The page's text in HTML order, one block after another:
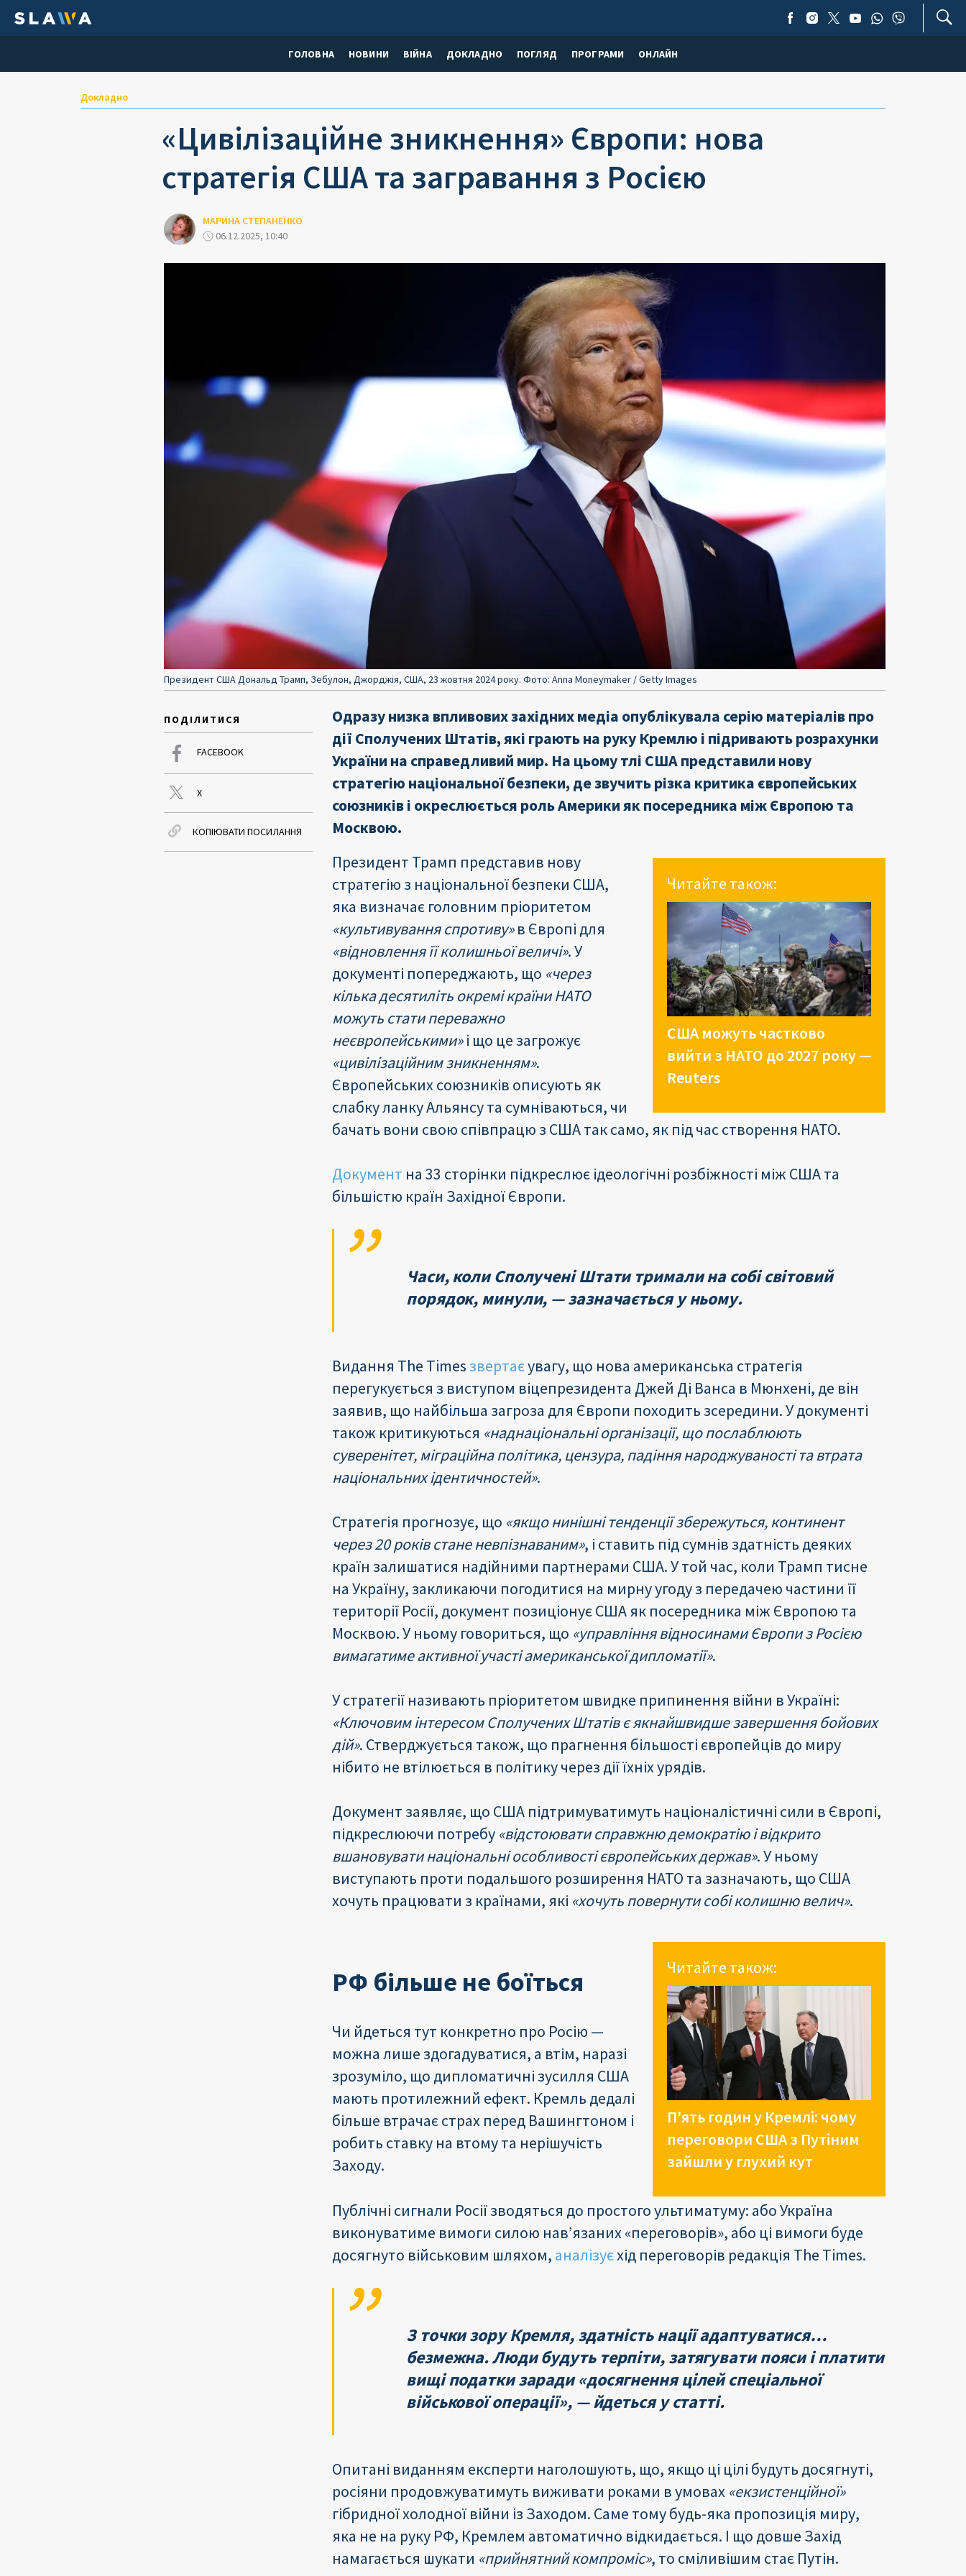
ГОЛОВНА НОВИНИ ВІЙНА ДОКЛАДНО ПОГЛЯД ПРОГРАМИ ОНЛАЙН
Докладно
«Цивілізаційне зникнення» Європи: нова
стратегія США та загравання з Росією
МАРИНА СТЕПАНЕНКО
06.12.2025, 10:40
Президент США Дональд Трамп, Зебулон, Джорджія, США, 23 жовтня 2024 року. Фото: Anna Moneymaker / Getty Images
ПОДІЛИТИСЯ
FACEBOOK
X
КОПІЮВАТИ ПОСИЛАННЯ
Одразу низка впливових західних медіа опублікувала серію матеріалів про
дії Сполучених Штатів, які грають на руку Кремлю і підривають розрахунки
України на справедливий мир. На цьому тлі США представили нову
стратегію національної безпеки, де звучить різка критика європейських
союзників і окреслюється роль Америки як посередника між Європою та
Москвою.
Читайте також:
США можуть частково
вийти з НАТО до 2027 року —
Reuters
Президент Трамп представив нову
стратегію з національної безпеки США,
яка визначає головним пріоритетом
«культивування спротиву»в Європі для
«відновлення її колишньої величі». У
документі попереджають, що «через
кілька десятиліть окремі країни НАТО
можуть стати переважно
неєвропейськими»і що це загрожує
«цивілізаційним зникненням».
Європейських союзників описують як
слабку ланку Альянсу та сумніваються, чи
бачать вони свою співпрацю з США так само, як під час створення НАТО.
Документ на 33 сторінки підкреслює ідеологічні розбіжності між США та
більшістю країн Західної Європи.
Часи, коли Сполучені Штати тримали на собі світовий
порядок, минули, — зазначається у ньому.
Видання The Times звертаєувагу, що нова американська стратегія
перегукується з виступом віцепрезидента Джей Ді Ванса в Мюнхені, де він
заявив, що найбільша загроза для Європи походить зсередини. У документі
також критикуються «наднаціональні організації, що послаблюють
суверенітет, міграційна політика, цензура, падіння народжуваності та втрата
національних ідентичностей».
Стратегія прогнозує, що «якщо нинішні тенденції збережуться, континент
через 20 років стане невпізнаваним», і ставить під сумнів здатність деяких
країн залишатися надійними партнерами США. У той час, коли Трамп тисне
на Україну, закликаючи погодитися на мирну угоду з передачею частини її
території Росії, документ позиціонує США як посередника між Європою та
Москвою. У ньому говориться, що «управління відносинами Європи з Росією
вимагатиме активної участі американської дипломатії».
У стратегії називають пріоритетом швидке припинення війни в Україні:
«Ключовим інтересом Сполучених Штатів є якнайшвидше завершення бойових
дій». Стверджується також, що прагнення більшості європейців до миру
нібито не втілюється в політику через дії їхніх урядів.
Документ заявляє, що США підтримуватимуть націоналістичні сили в Європі,
підкреслюючи потребу «відстоювати справжню демократію і відкрито
вшановувати національні особливості європейських держав». У ньому
виступають проти подальшого розширення НАТО та зазначають, що США
хочуть працювати з країнами, які «хочуть повернути собі колишню велич».
Читайте також:
П’ять годин у Кремлі: чому
переговори США з Путіним
зайшли у глухий кут
РФ більше не боїться
Чи йдеться тут конкретно про Росію —
можна лише здогадуватися, а втім, наразі
зрозуміло, що дипломатичні зусилля США
мають протилежний ефект. Кремль дедалі
більше втрачає страх перед Вашингтоном і
робить ставку на втому та нерішучість
Заходу.
Публічні сигнали Росії зводяться до простого ультиматуму: або Україна
виконуватиме вимоги силою нав’язаних «переговорів», або ці вимоги буде
досягнуто військовим шляхом, аналізуєхід переговорів редакція The Times.
З точки зору Кремля, здатність нації адаптуватися…
безмежна. Люди будуть терпіти, затягувати пояси і платити
вищі податки заради «досягнення цілей спеціальної
військової операції», — йдеться у статті.
Опитані виданням експерти наголошують, що, якщо ці цілі будуть досягнуті,
росіяни продовжуватимуть виживати роками в умовах «екзистенційної»
гібридної холодної війни із Заходом. Саме тому будь-яка пропозиція миру,
яка не на руку РФ, Кремлем автоматично відкидається. І що довше Захід
намагається шукати «прийнятний компроміс», то сміливішим стає Путін.